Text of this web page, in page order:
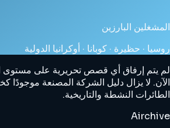
المشغلين البارزين
روسيا · حظيرة · كوبانا · أوكرانيا الدولية
لم يتم إرفاق أي قصص تحريرية على مستوى
الآن. لا يزال دليل الشركة المصنعة
الطائرات النشطة والتاريخية.
Airchive